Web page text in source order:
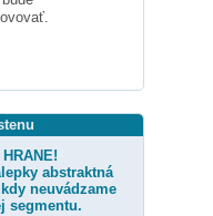
abstraktná
neuvádzame
segmentu.